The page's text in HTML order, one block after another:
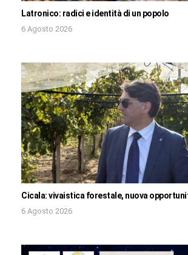
Latronico: radici e identità di un popolo
6 Agosto 2026
Cicala: vivaistica forestale, nuova
6 Agosto 2026